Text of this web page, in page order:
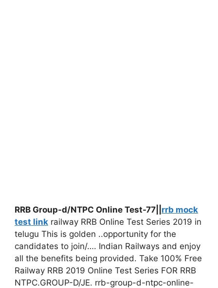
RRB Group-d/NTPC Online Test-77|| rrb mock
test link railway RRB Online Test Series 2019 in
telugu This is golden ..opportunity for the
candidates to join/…. Indian Railways and enjoy
all the benefits being provided. Take 100% Free
Railway RRB 2019 Online Test Series FOR RRB
NTPC.GROUP-D/JE. rrb-group-d-ntpc-online-